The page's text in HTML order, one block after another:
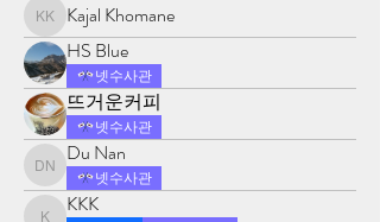
Kajal Khomane
Kajal Khomane
HS Blue
넷수사관
뜨거운커피
넷수사관
Du Nan
Du Nan
넷수사관
KKK